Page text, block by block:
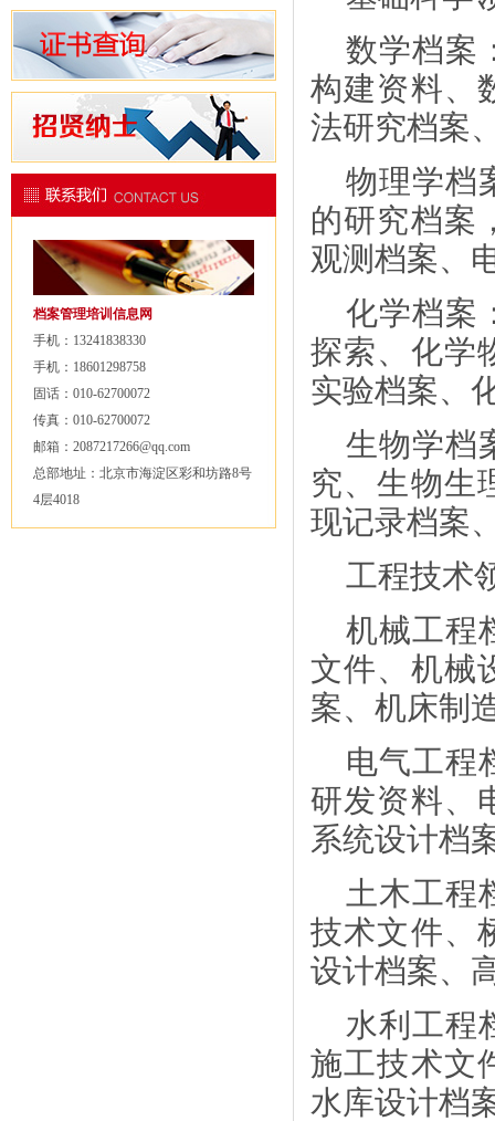
档案管理培训信息网
手机：13241838330
手机：18601298758
固话：010-62700072
传真：010-62700072
邮箱：2087217266@qq.com
总部地址：北京市海淀区彩和坊路8号
4层4018
数学档案
构建资料、
法研究档案
物理学档
的研究档案
观测档案、
化学档案
探索、化学
实验档案、
生物学档
究、生物生
现记录档案
工程技术
机械工程
文件、机械
案、机床制
电气工程
研发资料、
系统设计档
土木工程
技术文件、
设计档案、
水利工程
施工技术文
水库设计档